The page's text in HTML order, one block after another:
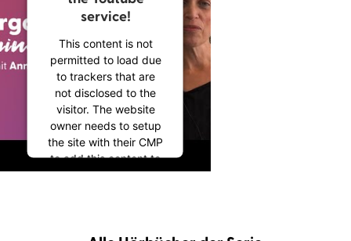
service!
This content is not
permitted to load due
to trackers that are
not disclosed to the
visitor. The website
owner needs to setup
the site with their CMP
to add this content to
the list of technologies